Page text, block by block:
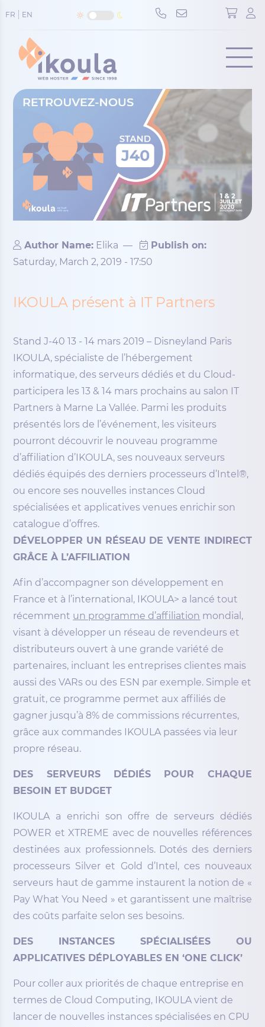
FR EN
Menu
Author Name: Elika —
Publish on:
Saturday, March 2, 2019 - 17:50
IKOULA présent à IT Partners
Stand J-40 13 - 14 mars 2019 – Disneyland Paris
IKOULA, spécialiste de l’hébergement
informatique, des serveurs dédiés et du Cloud-
participera les 13 & 14 mars prochains au salon IT
Partners à Marne La Vallée. Parmi les produits
présentés lors de l’événement, les visiteurs
pourront découvrir le nouveau programme
d’affiliation d’IKOULA, ses nouveaux serveurs
dédiés équipés des derniers processeurs d’Intel®,
ou encore ses nouvelles instances Cloud
spécialisées et applicatives venues enrichir son
catalogue d’offres.
DÉVELOPPER UN RÉSEAU DE VENTE INDIRECT
GRÂCE À L’AFFILIATION
Afin d’accompagner son développement en
France et à l’international, IKOULA> a lancé tout
récemment un programme d’affiliation mondial,
visant à développer un réseau de revendeurs et
distributeurs ouvert à une grande variété de
partenaires, incluant les entreprises clientes mais
aussi des VARs ou des ESN par exemple. Simple et
gratuit, ce programme permet aux affiliés de
gagner jusqu’à 8% de commissions récurrentes,
grâce aux commandes IKOULA passées via leur
propre réseau.
DES SERVEURS DÉDIÉS POUR CHAQUE
BESOIN ET BUDGET
IKOULA a enrichi son offre de serveurs dédiés
POWER et XTREME avec de nouvelles références
destinées aux professionnels. Dotés des derniers
processeurs Silver et Gold d’Intel, ces nouveaux
serveurs haut de gamme instaurent la notion de «
Pay What You Need » et garantissent une maîtrise
des coûts parfaite selon ses besoins.
DES INSTANCES SPÉCIALISÉES OU
APPLICATIVES DÉPLOYABLES EN ‘ONE CLICK’
Pour coller aux priorités de chaque entreprise en
termes de Cloud Computing, IKOULA vient de
lancer de nouvelles instances spécialisées en CPU